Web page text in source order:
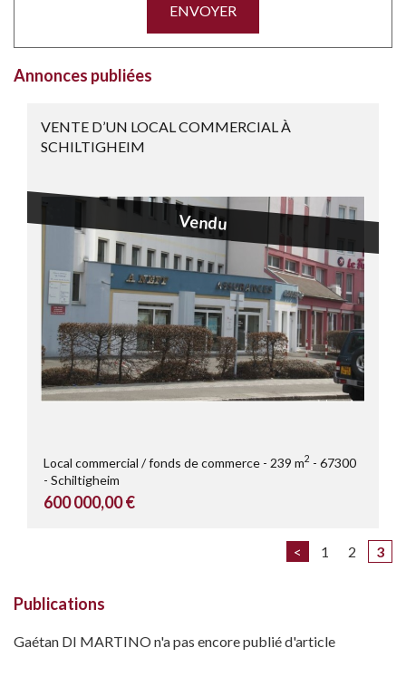
ENVOYER
Annonces publiées
VENTE D’UN LOCAL COMMERCIAL À
SCHILTIGHEIM
Vendu
Local commercial / fonds de commerce 239 m2
67300
Schiltigheim
600 000,00 €
< 1 2 3
Publications
Gaétan DI MARTINO n'a pas encore publié d'article